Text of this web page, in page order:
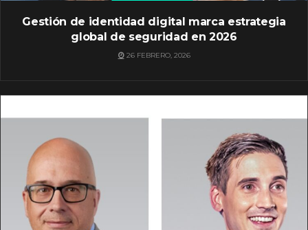
Gestión de identidad digital marca estrategia
global de seguridad en 2026
26 FEBRERO, 2026